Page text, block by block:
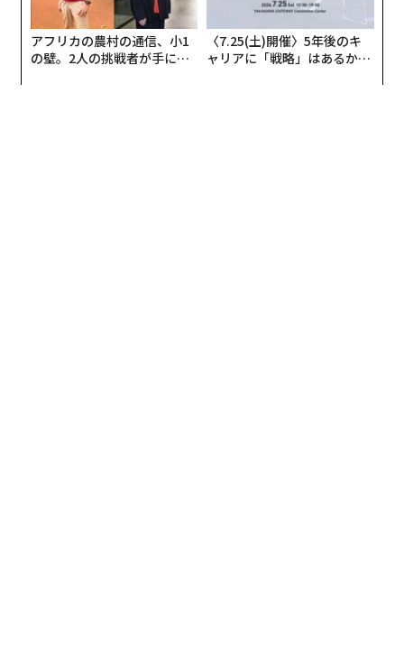
アフリカの農村の通信、小1
の壁。2人の挑戦者が手にし
〈7.25(土)開催〉5年後のキ
ャリアに「戦略」はあるか。